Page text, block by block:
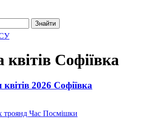
квітів Софіївка
квітів 2026 Софіївка